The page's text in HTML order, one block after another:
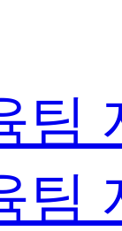
팀
팀